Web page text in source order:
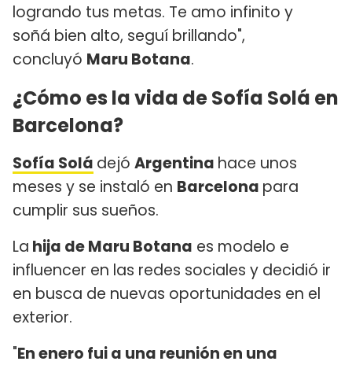
logrando tus metas. Te amo infinito y
soñá bien alto, seguí brillando",
concluyó Maru Botana.
¿Cómo es la vida de Sofía Solá en
Barcelona?
Sofía Solá dejó Argentina hace unos
meses y se instaló en Barcelona para
cumplir sus sueños.
La hija de Maru Botana es modelo e
influencer en las redes sociales y decidió ir
en busca de nuevas oportunidades en el
exterior.
"En enero fui a una reunión en una